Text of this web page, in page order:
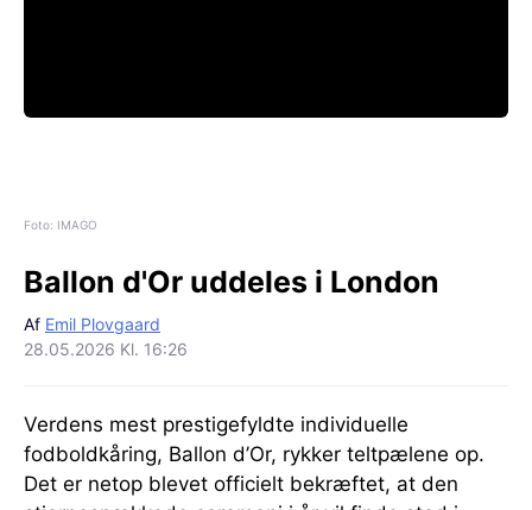
Foto: IMAGO
Ballon d'Or uddeles i London
Af Emil Plovgaard
28.05.2026 Kl. 16:26
Verdens mest prestigefyldte individuelle
fodboldkåring, Ballon d’Or, rykker teltpælene op.
Det er netop blevet officielt bekræftet, at den